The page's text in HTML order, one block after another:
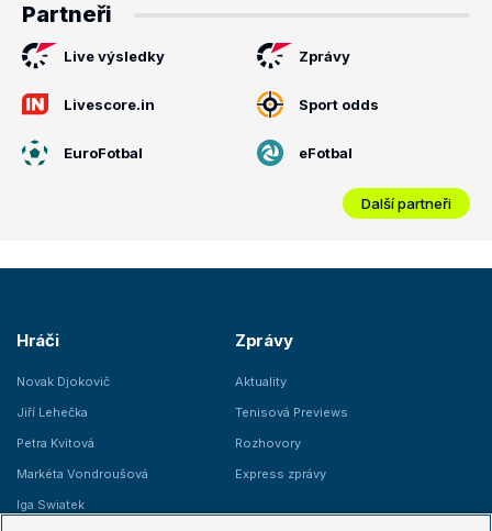
Partneři
Live výsledky Zprávy
Livescore.in Sport odds
EuroFotbal eFotbal
Další partneři
Hráči
Novak Djokovič
Jiří Lehečka
Petra Kvitová
Markéta Vondroušová
Iga Swiatek
Zprávy
Aktuality
Tenisová Previews
Rozhovory
Express zprávy